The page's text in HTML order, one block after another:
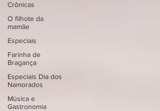
Crônicas
O filhote da
mamãe
Especiais
Farinha de
Bragança
Especiais Dia dos
Namorados
Música e
Gastronomia